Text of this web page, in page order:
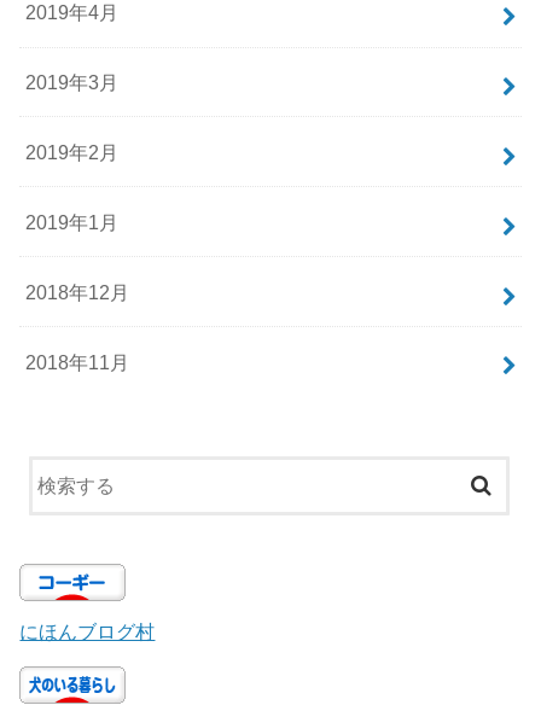
2019年4月
2019年3月
2019年2月
2019年1月
2018年12月
2018年11月
にほんブログ村